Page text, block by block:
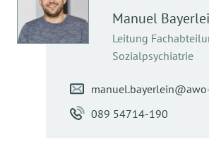
Manuel
Leitung
Sozialpsychiatrie
089 54714-190